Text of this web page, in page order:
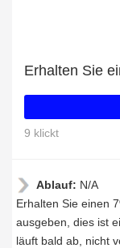
9 klickt
Ablauf: N/A
Erhalten Sie einen
ausgeben, dies ist
läuft bald ab, nicht